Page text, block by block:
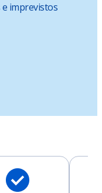
imprevistos